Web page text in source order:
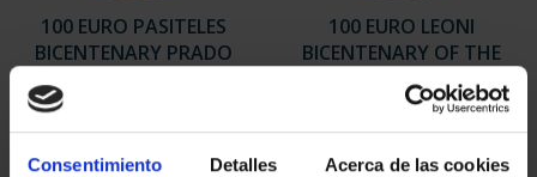
Consentimiento Detalles Acerca de las cookies
100 EURO PASITELES
BICENTENARY PRADO
100 EURO LEONI
BICENTENARY OF THE
PRADO
€1,245.00